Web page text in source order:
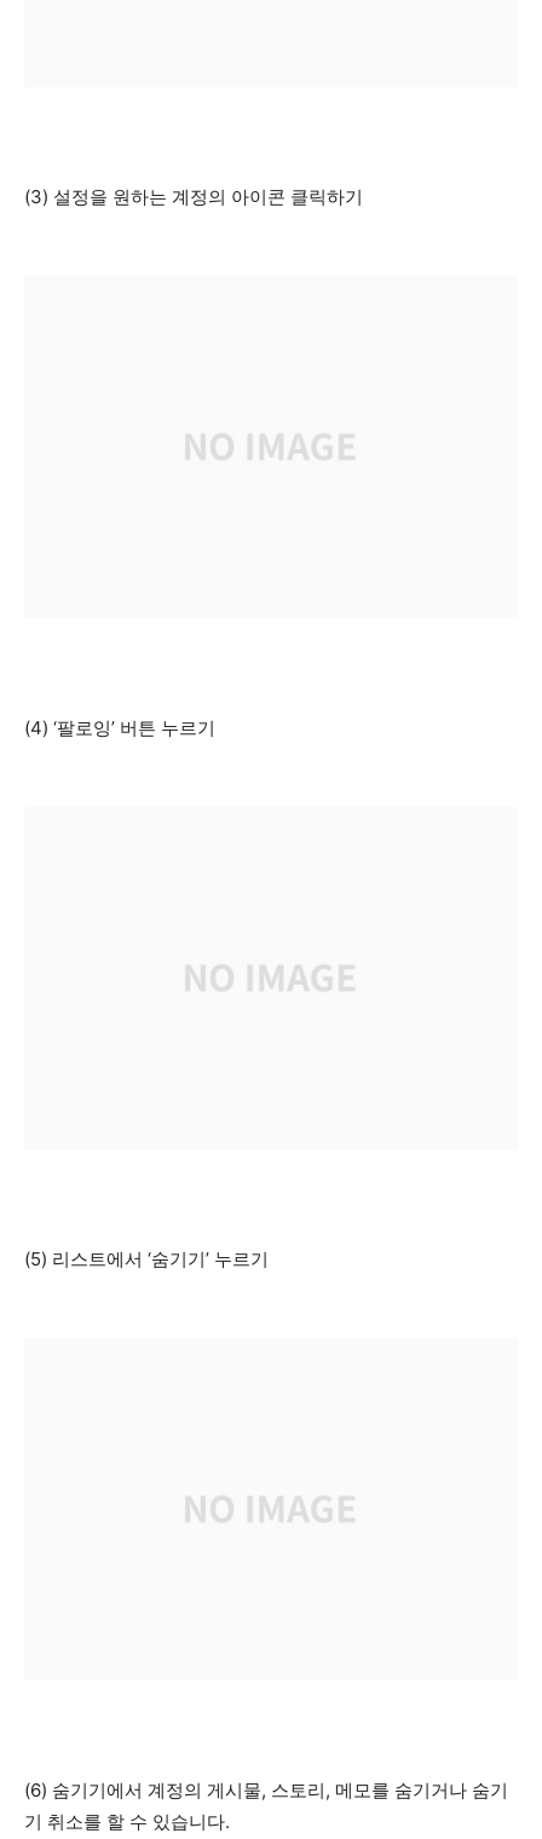
(3) 설정을 원하는 계정의 아이콘 클릭하기
(4) ‘팔로잉’ 버튼 누르기
(5) 리스트에서 ‘숨기기’ 누르기
(6) 숨기기에서 계정의 게시물, 스토리, 메모를 숨기거나 숨기
기 취소를 할 수 있습니다.